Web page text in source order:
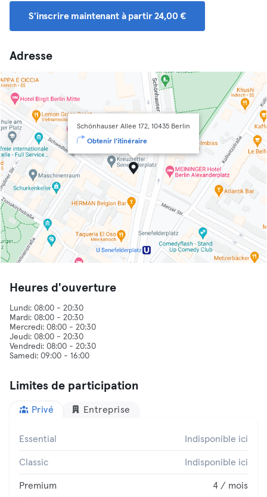
S'inscrire maintenant à partir 24,00 €
Adresse
Schönhauser Allee 172, 10435 Berlin
Obtenir l'itinéraire
Heures d'ouverture
Lundi: 08:00 - 20:30
Mardi: 08:00 - 20:30
Mercredi: 08:00 - 20:30
Jeudi: 08:00 - 20:30
Vendredi: 08:00 - 20:30
Limites de participation
Privé Entreprise
Essential Indisponible ici
Classic Indisponible ici
Premium 4 / mois